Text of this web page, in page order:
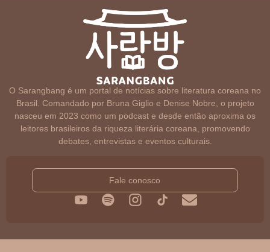
O Sarangbang é um portal de notícias sobre literatura coreana no
Brasil. Comandado por Bruna Giglio e Denise Nobre, o projeto
nasceu em 2023 como um podcast e desde então aproxima os
leitores brasileiros da riqueza literária coreana, promovendo
debates, entrevistas e eventos culturais.
Fale conosco